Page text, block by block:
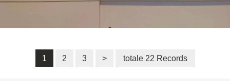
1 2 3 > totale 22 Records